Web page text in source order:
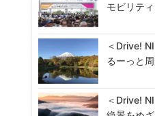
モビリテ
＜Drive!
るーっと
＜Drive!